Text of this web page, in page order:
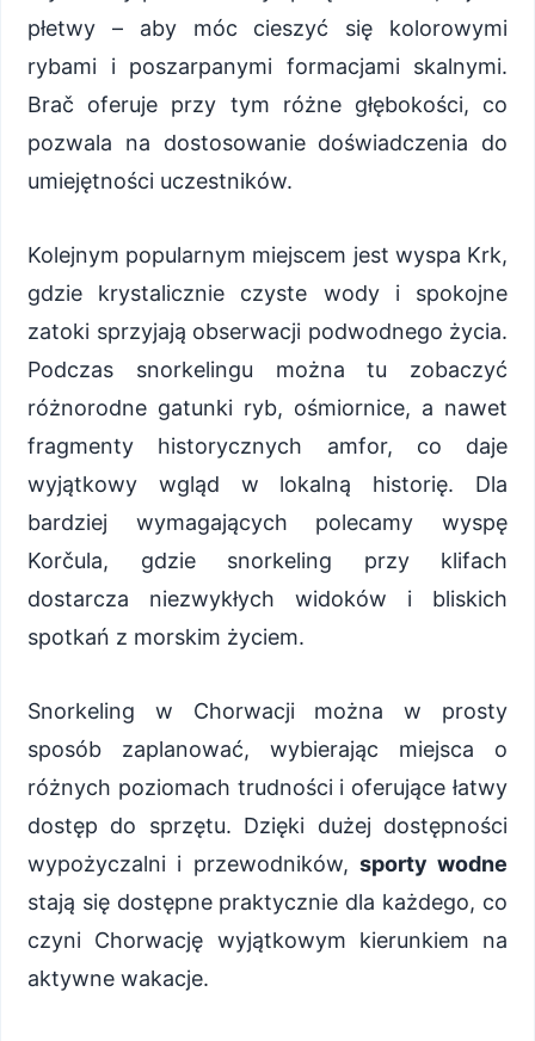
płetwy – aby móc cieszyć się kolorowymi
rybami i poszarpanymi formacjami skalnymi.
Brač oferuje przy tym różne głębokości, co
pozwala na dostosowanie doświadczenia do
umiejętności uczestników.
Kolejnym popularnym miejscem jest wyspa Krk,
gdzie krystalicznie czyste wody i spokojne
zatoki sprzyjają obserwacji podwodnego życia.
Podczas snorkelingu można tu zobaczyć
różnorodne gatunki ryb, ośmiornice, a nawet
fragmenty historycznych amfor, co daje
wyjątkowy wgląd w lokalną historię. Dla
bardziej wymagających polecamy wyspę
Korčula, gdzie snorkeling przy klifach
dostarcza niezwykłych widoków i bliskich
spotkań z morskim życiem.
Snorkeling w Chorwacji można w prosty
sposób zaplanować, wybierając miejsca o
różnych poziomach trudności i oferujące łatwy
dostęp do sprzętu. Dzięki dużej dostępności
wypożyczalni i przewodników, sporty wodne
stają się dostępne praktycznie dla każdego, co
czyni Chorwację wyjątkowym kierunkiem na
aktywne wakacje.